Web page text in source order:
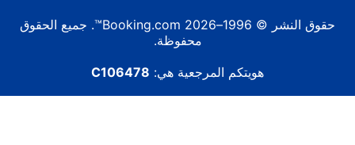
حقوق النشر © 1996–2026 Booking.com™. جميع الحقوق
محفوظة.
هويتكم المرجعية هي: C106478